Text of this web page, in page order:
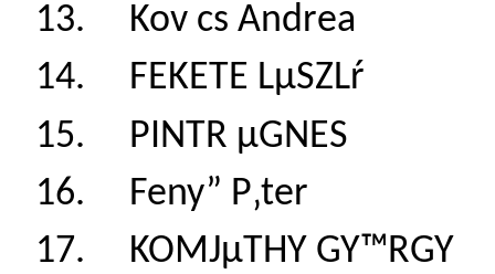
13. Kov cs
14. FEKETE
15. PINTR
16. Feny” P‚ter
17. KOMJµTHY